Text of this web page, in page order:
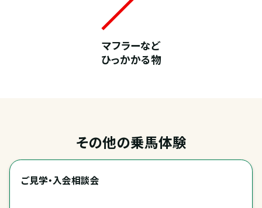
マフラーなど
ひっかかる物
その他の乗馬体験
ご見学・入会相談会